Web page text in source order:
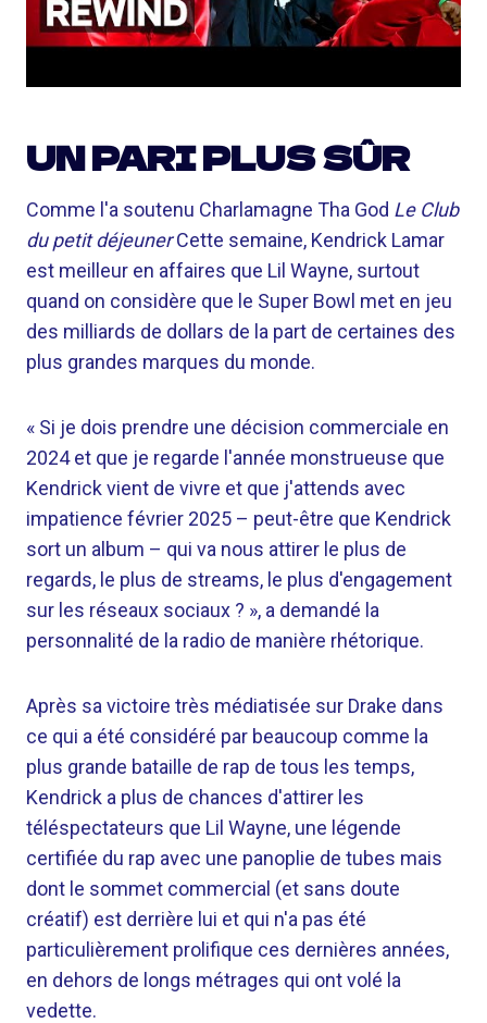
UN PARI PLUS SÛR
Comme l'a soutenu Charlamagne Tha God Le Club
du petit déjeunerCette semaine, Kendrick Lamar
est meilleur en affaires que Lil Wayne, surtout
quand on considère que le Super Bowl met en jeu
des milliards de dollars de la part de certaines des
plus grandes marques du monde.
« Si je dois prendre une décision commerciale en
2024 et que je regarde l'année monstrueuse que
Kendrick vient de vivre et que j'attends avec
impatience février 2025 – peut-être que Kendrick
sort un album – qui va nous attirer le plus de
regards, le plus de streams, le plus d'engagement
sur les réseaux sociaux ? », a demandé la
personnalité de la radio de manière rhétorique.
Après sa victoire très médiatisée sur Drake dans
ce qui a été considéré par beaucoup comme la
plus grande bataille de rap de tous les temps,
Kendrick a plus de chances d'attirer les
téléspectateurs que Lil Wayne, une légende
certifiée du rap avec une panoplie de tubes mais
dont le sommet commercial (et sans doute
créatif) est derrière lui et qui n'a pas été
particulièrement prolifique ces dernières années,
en dehors de longs métrages qui ont volé la
vedette.